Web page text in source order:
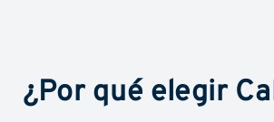
¿Por qué elegir